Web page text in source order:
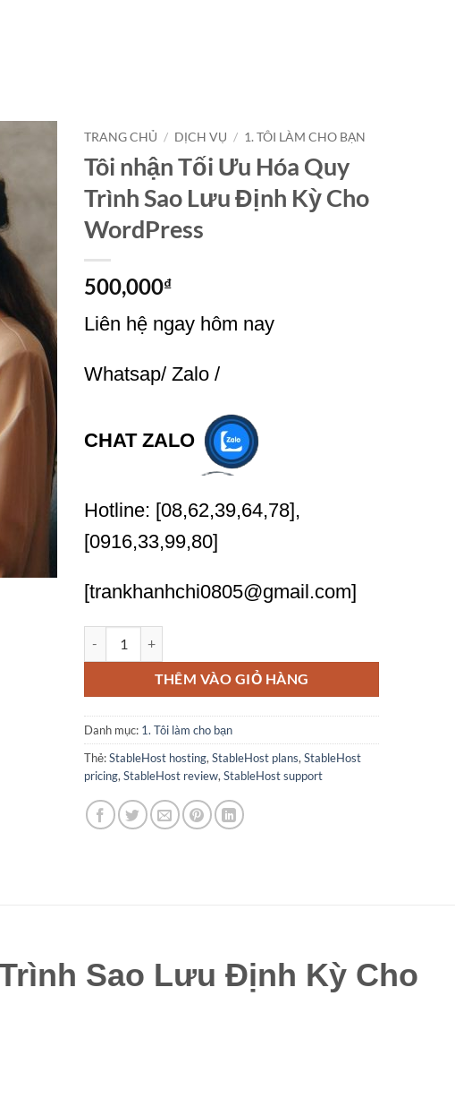
TRANG CHỦ / DỊCH VỤ / 1. TÔI LÀM CHO BẠN
Tôi nhận Tối Ưu Hóa Quy
Trình Sao Lưu Định Kỳ Cho
WordPress
500,000₫
Liên hệ ngay hôm nay
Whatsap/ Zalo /
CHAT ZALO
Hotline: [08,62,39,64,78],
[0916,33,99,80]
[trankhanhchi0805@gmail.com]
THÊM VÀO GIỎ HÀNG
Danh mục: 1. Tôi làm cho bạn
Thẻ:StableHost hosting, StableHost plans, StableHost
pricing, StableHost review, StableHost support
Sao Lưu Định Kỳ Cho